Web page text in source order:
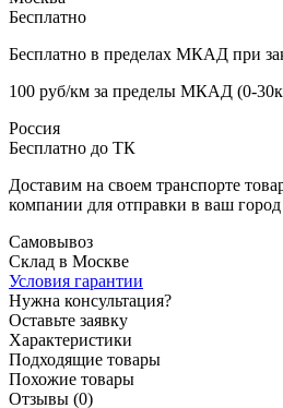
Бесплатно
Бесплатно в пределах МКАД при
100 руб/км за пределы МКАД (0-
Россия
Бесплатно до ТК
Доставим на своем транспорте
компании для отправки в ваш город
Самовывоз
Склад в Москве
Условия гарантии
Нужна консультация?
Оставьте заявку
Характеристики
Подходящие товары
Похожие товары
Отзывы (0)